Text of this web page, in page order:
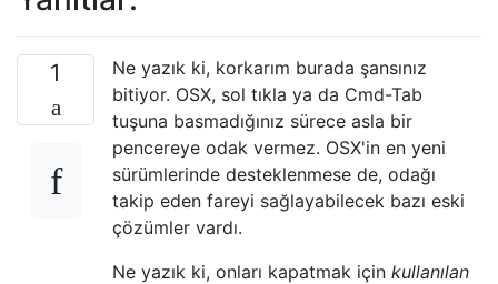
1
Ne yazık ki, korkarım burada şansınız
bitiyor. OSX, sol tıkla ya da Cmd-Tab
tuşuna basmadığınız sürece asla bir
pencereye odak vermez. OSX'in en yeni
sürümlerinde desteklenmese de, odağı
takip eden fareyi sağlayabilecek bazı eski
çözümler vardı.
Ne yazık ki, onları kapatmak için kullanılan